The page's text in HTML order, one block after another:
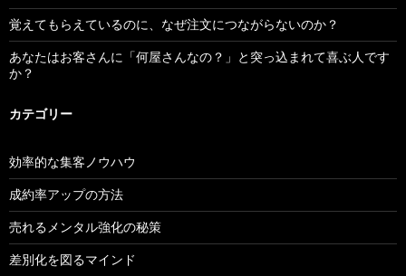
覚えてもらえているのに、なぜ注文につながらないのか？
あなたはお客さんに「何屋さんなの？」と突っ込まれて喜ぶ人です
か？
カテゴリー
効率的な集客ノウハウ
成約率アップの方法
売れるメンタル強化の秘策
差別化を図るマインド